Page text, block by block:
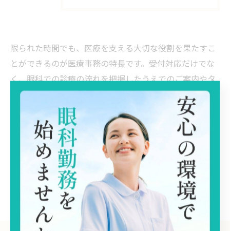
限られた時間でも、医療を支える大切な役割を果たすこ
とができるのが医療事務の特長です。受付対応だけでな
く、眼科での診療の流れを把握したうえでのご案内やタ
イミングを見極めた患者様対応まで、周囲と連携を取り
ながらパート勤務でも多様な業務をこなしていきます。
小さな積み重ねが患者様の不安を和らげる手助けとな
り、自身の自信にもつながります。現場で役割を持ちた
いと考える方にとって、着実に成長できる機会を大阪市
で提供しております。
大阪市で安心を支えるパート勤務